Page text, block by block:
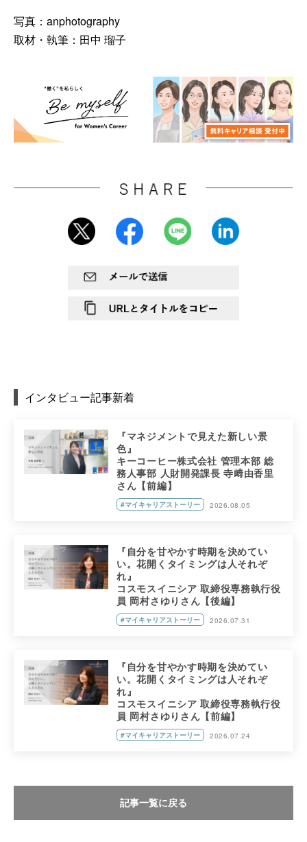
写真：anphotography
取材・執筆：田中 瑠子
インタビュー記事新着
『マネジメントで見えた新しい景
色』
キーコーヒー株式会社 管理本部 総
務人事部 人財開発課長 寺﨑由香里
さん【前編】
#マイキャリアストーリー 2026.08.05
『自分を甘やかす時期を決めてい
い。花開くタイミングは人それぞ
れ』
コスモスイニシア 取締役専務執行役
員 岡村さゆりさん【後編】
#マイキャリアストーリー 2026.07.31
『自分を甘やかす時期を決めてい
い。花開くタイミングは人それぞ
れ』
コスモスイニシア 取締役専務執行役
員 岡村さゆりさん【前編】
#マイキャリアストーリー 2026.07.24
記事一覧に戻る